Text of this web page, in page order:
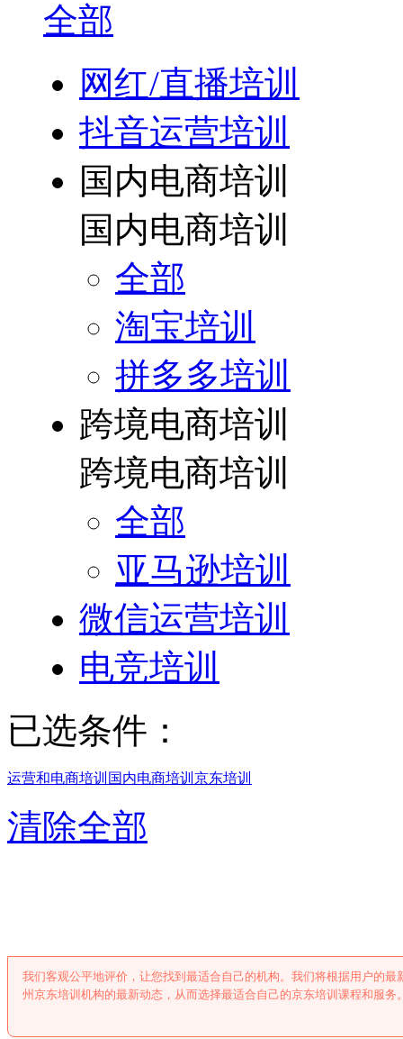
全部
网红/直播培训
抖音运营培训
国内电商培训
国内电商培训
全部
淘宝培训
拼多多培训
跨境电商培训
跨境电商培训
全部
亚马逊培训
微信运营培训
电竞培训
已选条件：
运营和电商培训 国内电商培训 京东培训
清除全部
我们客观公平地评价，让您找到最适合自己的机构。我们将根据用户的
州京东培训机构的最新动态，从而选择最适合自己的京东培训课程和服务